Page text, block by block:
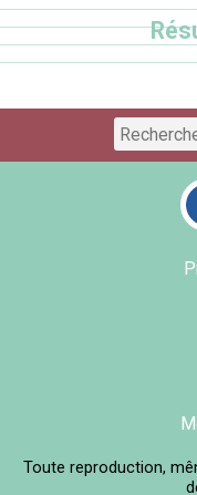
Toute reproduction,